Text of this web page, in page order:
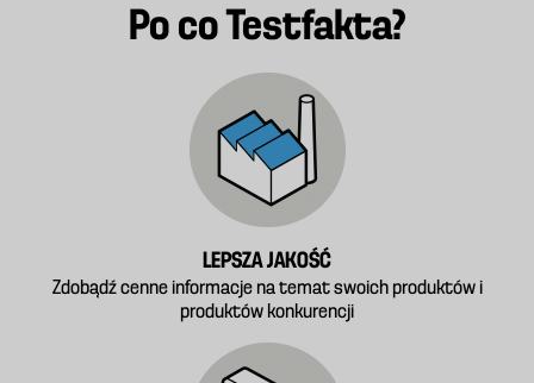
Po co Testfakta?
LEPSZA JAKOŚĆ
Zdobądź cenne informacje na temat swoich produktów i
produktów konkurencji